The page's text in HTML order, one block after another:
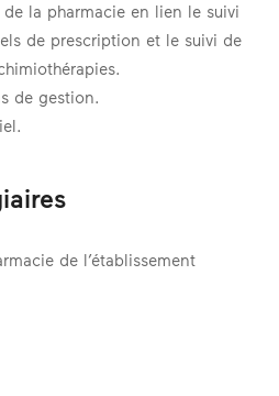
la pharmacie en lien le suivi
de prescription et le suivi de
de gestion.
de l’établissement